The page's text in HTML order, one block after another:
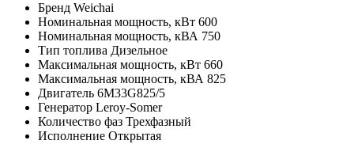
Бренд Weichai
Номинальная мощность, кВт 600
Номинальная мощность, кВА 750
Тип топлива Дизельное
Максимальная мощность, кВт 660
Максимальная мощность, кВА 825
Двигатель 6M33G825/5
Генератор Leroy-Somer
Количество фаз Трехфазный
Исполнение Открытая